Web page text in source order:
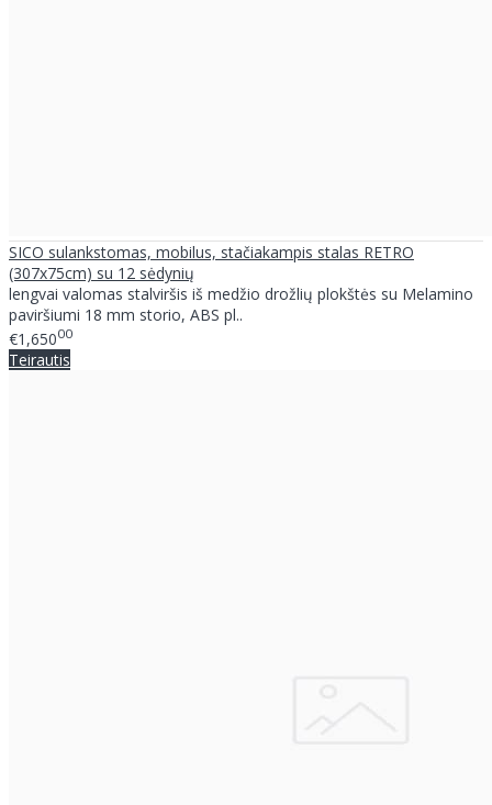
SICO sulankstomas, mobilus, stačiakampis stalas RETRO
(307x75cm) su 12 sėdynių
lengvai valomas stalviršis iš medžio drožlių plokštės su Melamino
paviršiumi 18 mm storio, ABS pl..
€1,65000
Teirautis